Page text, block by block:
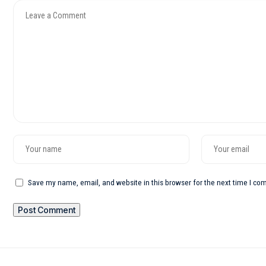
Save my name, email, and website in this browser for the next time I